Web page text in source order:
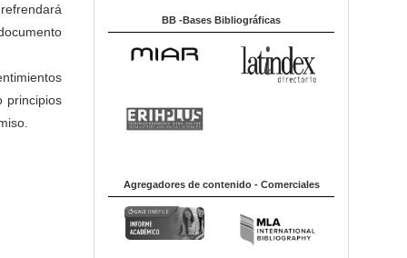
principios
BB -Bases Bibliográficas
Agregadores de contenido - Comerciales